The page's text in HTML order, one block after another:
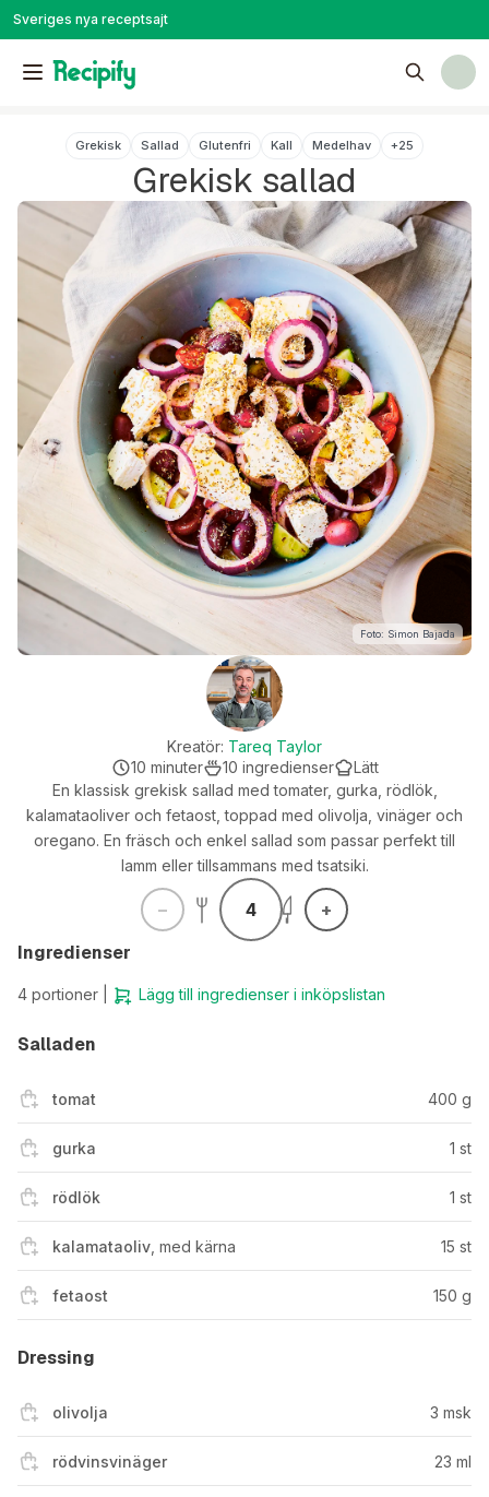
Sveriges nya receptsajt
Grekisk Sallad Glutenfri Kall Medelhav +25
Grekisk sallad
Kreatör: Tareq Taylor
10 minuter 10 ingredienser
Lätt
En klassisk grekisk sallad med tomater, gurka, rödlök,
kalamataoliver och fetaost, toppad med olivolja, vinäger och
oregano. En fräsch och enkel sallad som passar perfekt till
lamm eller tillsammans med tsatsiki.
4
Ingredienser
4 portioner | Lägg till ingredienser i inköpslistan
Salladen
tomat 400 g
gurka 1 st
rödlök 1 st
kalamataoliv med kärna 15 st
fetaost 150 g
Dressing
olivolja 3 msk
rödvinsvinäger 23 ml
Foto: Simon Bajada